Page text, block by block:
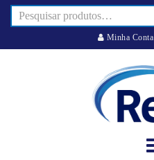
Minha Conta